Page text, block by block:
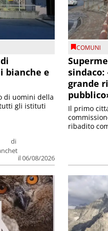
bianche e
di
il 06/08/2026
di uomini della
gli istituti
COMUNI
grande
Il primo
ribadito